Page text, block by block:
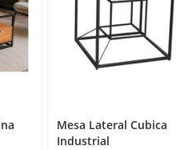
Mesa Lateral Cubica
Industrial